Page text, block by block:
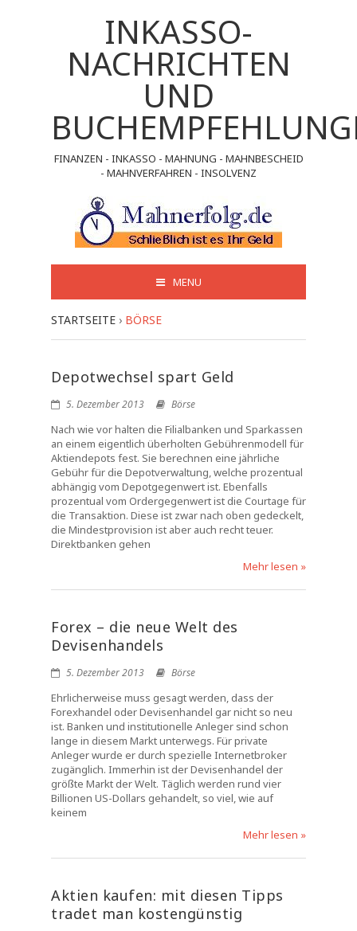
INKASSO-
NACHRICHTEN
UND
FINANZEN - INKASSO - MAHNUNG - MAHNBESCHEID
- MAHNVERFAHREN - INSOLVENZ
MENU
STARTSEITE › BÖRSE
Depotwechsel spart Geld
5. Dezember 2013 Börse
Nach wie vor halten die Filialbanken und Sparkassen
an einem eigentlich überholten Gebührenmodell für
Aktiendepots fest. Sie berechnen eine jährliche
Gebühr für die Depotverwaltung, welche prozentual
abhängig vom Depotgegenwert ist. Ebenfalls
prozentual vom Ordergegenwert ist die Courtage für
die Transaktion. Diese ist zwar nach oben gedeckelt,
die Mindestprovision ist aber auch recht teuer.
Direktbanken gehen
Mehr lesen »
Forex – die neue Welt des
Devisenhandels
5. Dezember 2013 Börse
Ehrlicherweise muss gesagt werden, dass der
Forexhandel oder Devisenhandel gar nicht so neu
ist. Banken und institutionelle Anleger sind schon
lange in diesem Markt unterwegs. Für private
Anleger wurde er durch spezielle Internetbroker
zugänglich. Immerhin ist der Devisenhandel der
größte Markt der Welt. Täglich werden rund vier
Billionen US-Dollars gehandelt, so viel, wie auf
keinem
Mehr lesen »
Aktien kaufen: mit diesen Tipps
tradet man kostengünstig